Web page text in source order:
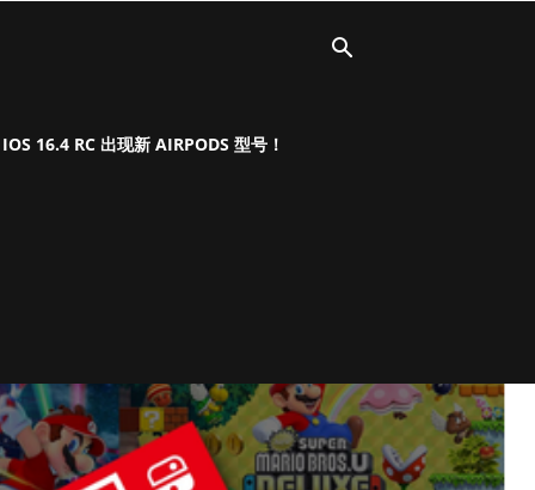
16.4 RC 出现新 AIRPODS 型号！